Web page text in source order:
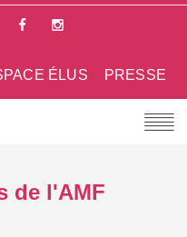
PRESSE
ÉLUS
de l'AMF